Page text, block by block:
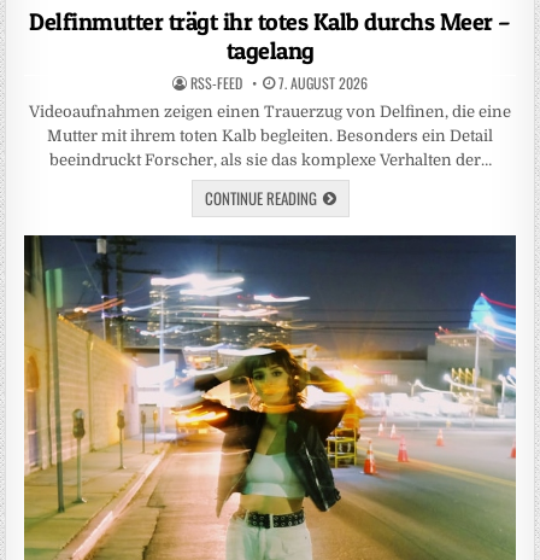
in
Delfinmutter trägt ihr totes Kalb durchs Meer –
tagelang
RSS-FEED 7. AUGUST 2026
Videoaufnahmen zeigen einen Trauerzug von Delfinen, die eine
Mutter mit ihrem toten Kalb begleiten. Besonders ein Detail
beeindruckt Forscher, als sie das komplexe Verhalten der…
CONTINUE READING